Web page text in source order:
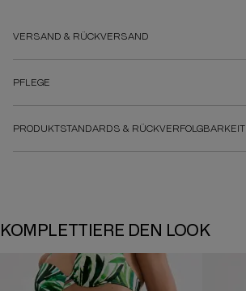
VERSAND & RÜCKVERSAND
PFLEGE
PRODUKTSTANDARDS & RÜCKVERFOLGBARKEIT
KOMPLETTIERE DEN LOOK